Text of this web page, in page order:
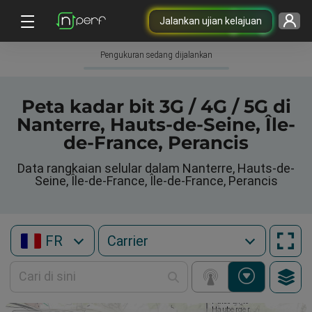
Jalankan ujian kelajuan
Pengukuran sedang dijalankan
Peta kadar bit 3G / 4G / 5G di
Nanterre, Hauts-de-Seine, Île-
de-France, Perancis
Data rangkaian selular dalam Nanterre, Hauts-de-
Seine, Île-de-France, Île-de-France, Perancis
FR